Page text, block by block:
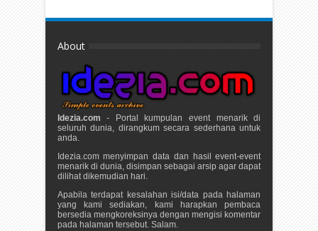
About
Idezia.com - Portal kumpulan event menarik di
seluruh dunia, dirangkum secara sederhana untuk
anda.
Idezia.com menyimpan data dan hasil event-event
menarik di dunia, disimpan sebagai arsip agar dapat
dilihat dikemudian hari.
Apabila terdapat kesalahan isi/data pada halaman
yang kami sediakan, kami harapkan pembaca
bersedia mengkoreksinya dengan mengisi komentar
pada halaman tersebut. Salam.